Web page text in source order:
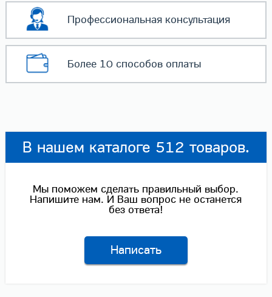
Профессиональнаяконсультация
Более 10 способовоплаты
В нашем каталоге 512 товаров.
Мы поможем сделать правильный выбор.
Напишите нам. И Ваш вопрос не останется
без ответа!
Написать